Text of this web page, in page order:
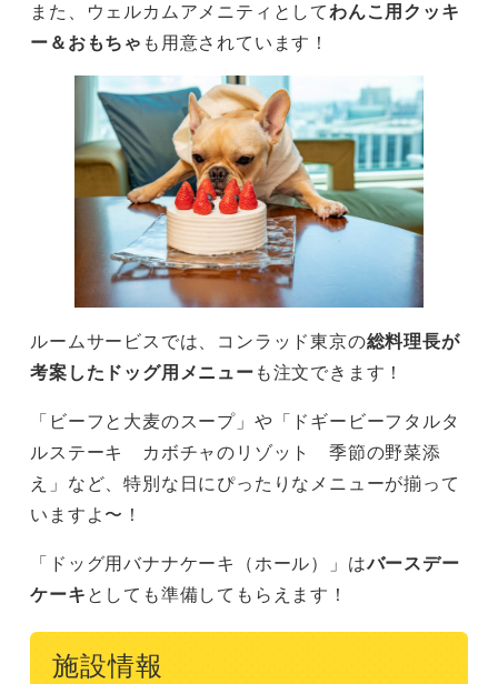
また、ウェルカムアメニティとしてわんこ用クッキ
ー＆おもちゃ も用意されています！
ルームサービスでは、コンラッド東京の総料理長が
考案したドッグ用メニューも注文できます！
「ビーフと大麦のスープ」や「ドギービーフタルタ
ルステーキ カボチャのリゾット 季節の野菜添
え」など、特別な日にぴったりなメニューが揃って
いますよ〜！
「ドッグ用バナナケーキ（ホール）」はバースデー
ケーキとしても準備してもらえます！
施設情報